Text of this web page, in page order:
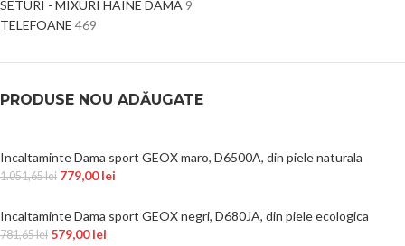
SETURI - MIXURI HAINE DAMA 9
TELEFOANE 469
PRODUSE NOU ADĂUGATE
Incaltaminte Dama sport GEOX maro, D6500A, din piele naturala
1.051,65lei 779,00lei
Incaltaminte Dama sport GEOX negri, D680JA, din piele ecologica
781,65lei 579,00lei